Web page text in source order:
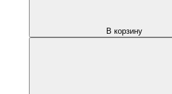
В корзину